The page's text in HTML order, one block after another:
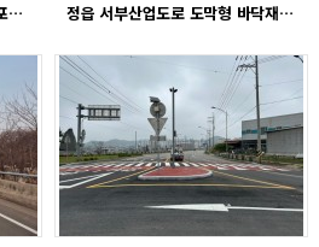
공주 시의국도 40호선 아스콘 포장 정읍 서부산업도로 도막형 바닥재